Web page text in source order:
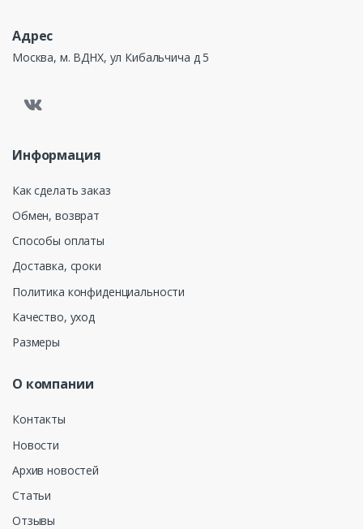
Адрес
Москва, м. ВДНХ, ул Кибальчича д 5
Информация
Как сделать заказ
Обмен, возврат
Способы оплаты
Доставка, сроки
Политика конфиденциальности
Качество, уход
Размеры
О компании
Контакты
Новости
Архив новостей
Статьи
Отзывы